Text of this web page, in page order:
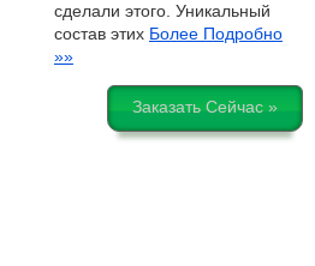
сделали этого. Уникальный
состав этих Более Подробно
»»
Заказать Сейчас »